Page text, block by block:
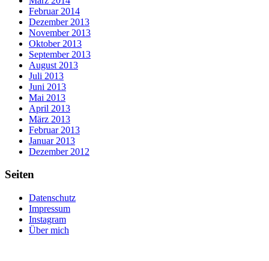
Februar 2014
Dezember 2013
November 2013
Oktober 2013
September 2013
August 2013
Juli 2013
Juni 2013
Mai 2013
April 2013
März 2013
Februar 2013
Januar 2013
Dezember 2012
Seiten
Datenschutz
Impressum
Instagram
Über mich